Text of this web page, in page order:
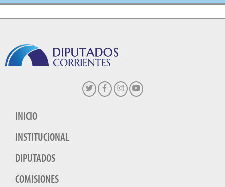
INICIO
INSTITUCIONAL
DIPUTADOS
COMISIONES